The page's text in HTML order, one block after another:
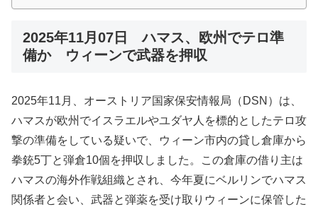
2025年11月07日 ハマス、欧州でテロ準
備か ウィーンで武器を押収
2025年11月、オーストリア国家保安情報局（DSN）は、
ハマスが欧州でイスラエルやユダヤ人を標的としたテロ攻
撃の準備をしている疑いで、ウィーン市内の貸し倉庫から
拳銃5丁と弾倉10個を押収しました。この倉庫の借り主は
ハマスの海外作戦組織とされ、今年夏にベルリンでハマス
関係者と会い、武器と弾薬を受け取りウィーンに保管した